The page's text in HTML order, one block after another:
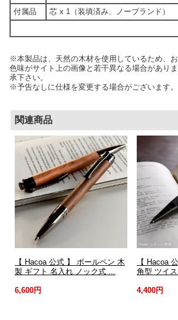
付属品
芯 x 1（装填済み、ノーブランド）
※本製品は、天然の木材を使用しているため、
色味がサイト上の画像と若干異なる場合があり
承下さい。
※予告なしに仕様を変更する場合がございます。
関連商品
【 Hacoa 公式 】 ボールペン 木
製 ギフト 名入れ ノック式 ...
【 Hacoa
角型 ツイ
6,600円 4,400円